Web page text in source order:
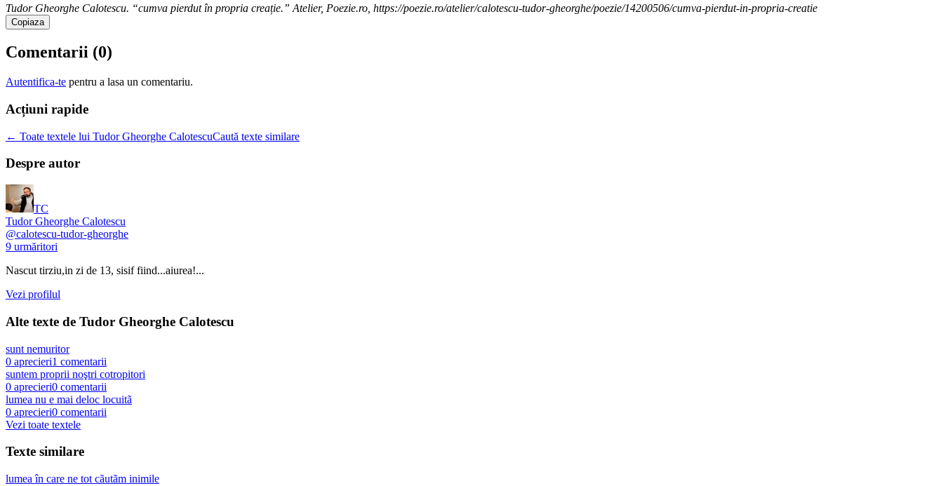
Tudor Gheorghe Calotescu. “cumva pierdut în propria creație.” Atelier, Poezie.ro, https://poezie.ro/atelier/calotescu-tudor-gheorghe/poezie/14200506/cumva-pierdut-in-propria-creatie
Copiaza
Comentarii (0)
Autentifica-te pentru a lasa un comentariu.
Acțiuni rapide
← Toate textele lui Tudor Gheorghe CalotescuCaută texte similare
Despre autor
TC
Tudor Gheorghe Calotescu
@calotescu-tudor-gheorghe
9 urmăritori
Nascut tirziu,in zi de 13, sisif fiind...aiurea!...
Vezi profilul
Alte texte de Tudor Gheorghe Calotescu
sunt nemuritor
0 aprecieri1 comentarii
suntem proprii noştri cotropitori
0 aprecieri0 comentarii
lumea nu e mai deloc locuitã
0 aprecieri0 comentarii
Vezi toate textele
Texte similare
lumea în care ne tot cãutãm inimile